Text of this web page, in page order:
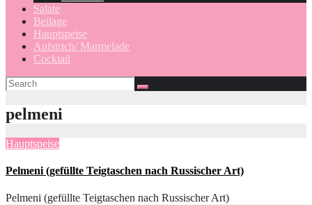
Salate
Beilage
Hauptspeise
Aufstrich/ Marmelade
Cocktail
pelmeni
Hauptspeise
Pelmeni (gefüllte Teigtaschen nach Russischer Art)
Pelmeni (gefüllte Teigtaschen nach Russischer Art)